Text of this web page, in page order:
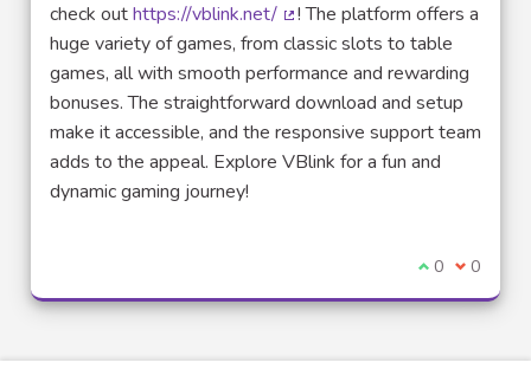
check outhttps://vblink.net/
(Lien externe)
! The platform offers a
huge variety of games, from classic slots to table
games, all with smooth performance and rewarding
bonuses. The straightforward download and setup
make it accessible, and the responsive support team
adds to the appeal. Explore VBlink for a fun and
dynamic gaming journey!
Je suis
0 Je ne
0